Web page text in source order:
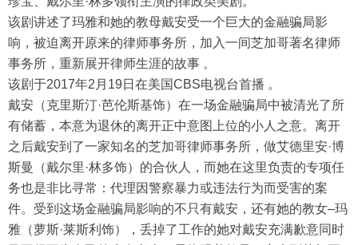
该剧讲述了玛雅和她的教母戴安受一个巨大的金融骗局影
响，被迫离开原来的律师事务所，加入一间芝加哥著名律师
事务所，重新展开律师生涯的故事 。
该剧于2017年2月19日在美国CBS电视台首播 。
戴安（克里斯汀·芭伦斯基饰）在一场金融骗局中被清光了所
有储蓄，本意为退休的离开正中意图上位的小人之意。离开
之后戴安到了一家知名的芝加哥律师事务所，做艾德里安·博
斯曼（戴尔里·林多饰）的合伙人，而她在这里负责的专项任
务也是非比寻常：代理因警察暴力或违法行为而受害的案
件。受到这场金融骗局影响的不只有戴安，还有她的教女–玛
雅（萝斯·莱斯利饰），丢掉了工作的她对戴安充满歉意同时